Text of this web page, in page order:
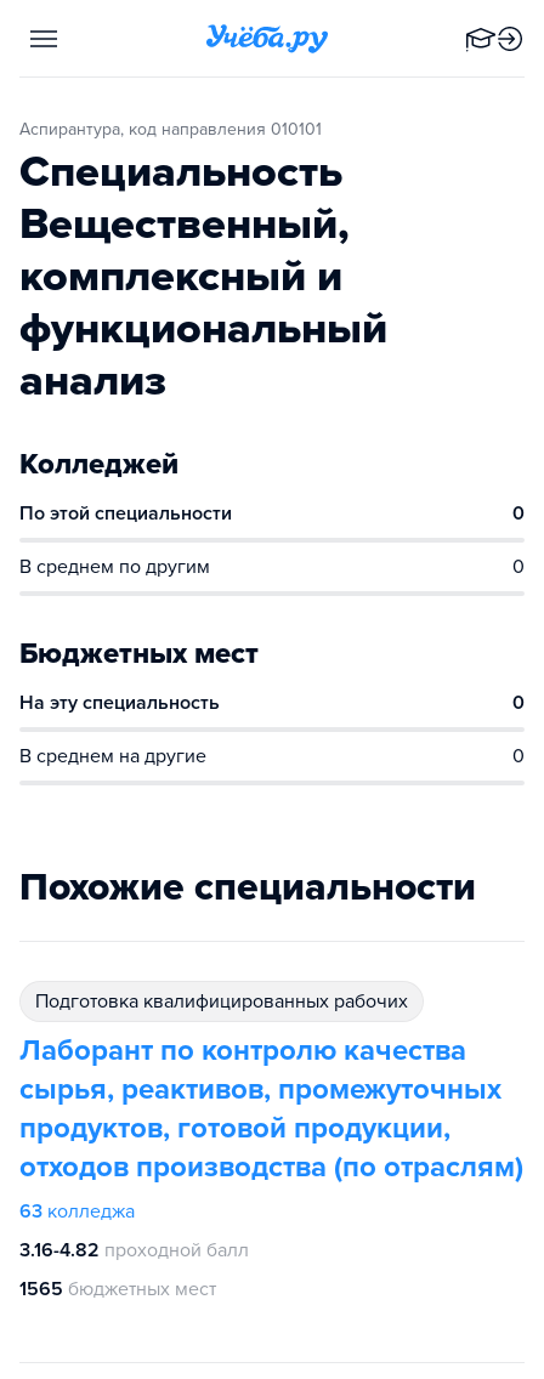
Аспирантура, код направления 010101
Специальность
Вещественный,
комплексный и
функциональный
анализ
Колледжей
По этой специальности 0
В среднем по другим 0
Бюджетных мест
На эту специальность 0
В среднем на другие 0
Похожие специальности
подготовка квалифицированных рабочих
Лаборант по контролю качества
сырья, реактивов, промежуточных
продуктов, готовой продукции,
отходов производства (по отраслям)
63 колледжа
3.16-4.82 проходной балл
1565 бюджетных мест